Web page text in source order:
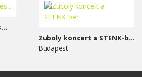
Zuboly koncert a STENK-ben
Budapest